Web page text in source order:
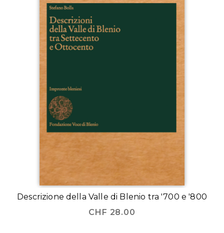
Descrizione della Valle di Blenio tra '700 e '800
CHF 28.00